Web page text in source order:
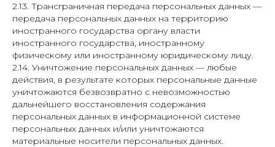
2.13. Трансграничная передача персональных данных —
передача персональных данных на территорию
иностранного государства органу власти
иностранного государства, иностранному
физическому или иностранному юридическому лицу.
2.14. Уничтожение персональных данных — любые
действия, в результате которых персональные данные
уничтожаются безвозвратно с невозможностью
дальнейшего восстановления содержания
персональных данных в информационной системе
персональных данных и/или уничтожаются
материальные носители персональных данных.